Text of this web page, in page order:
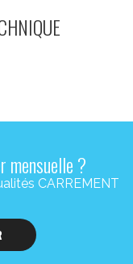
mensuelle ?
CARREMENT